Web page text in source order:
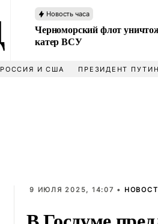
Новость часа
Черноморский флот
катер ВСУ
РОССИЯ И США ПРЕЗИДЕНТ ПУТИН
9 ИЮЛЯ 2025, 14:07 •